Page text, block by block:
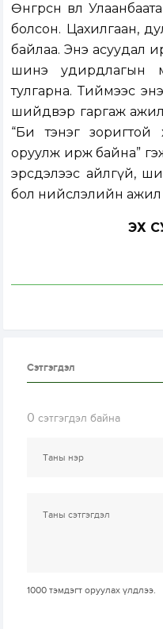
Өнгөрсөн өвөл
болсон. Цахилгаан,
байлаа. Энэ асуудал
шинэ удирдлагын
тулгарна. Тиймээс
шийдвэр гаргаж
“Би тэнэг зоригтой
оруулж ирж байна”
эрсдэлээс айлгүй,
бол нийслэлийн ажил
ЭХ
Сэтгэгдэл
0 сэтгэгдэл байна
1000 тэмдэгт оруулах үлдлээ.